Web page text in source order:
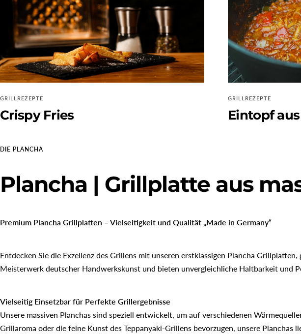
GRILLREZEPTE
Crispy Fries
GRILLREZEPTE
Eintopf
DIE PLANCHA
Plancha | Grillplatte aus
Premium Plancha Grillplatten – Vielseitigkeit und Qualität „Made in Germany“
Entdecken Sie die Exzellenz des Grillens mit unseren erstklassigen Plancha
Meisterwerk deutscher Handwerkskunst und bieten unvergleichliche Haltbarkeit und
Vielseitig Einsetzbar für Perfekte Grillergebnisse
Unsere massiven Planchas sind speziell entwickelt, um auf verschiedenen
Grillaroma oder die feine Kunst des Teppanyaki-Grillens bevorzugen, unsere Planchas